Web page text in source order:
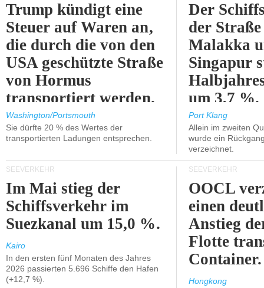
Trump kündigt eine
Steuer auf Waren an,
die durch die von den
USA geschützte Straße
von Hormus
transportiert werden.
Washington/Portsmouth
Sie dürfte 20 % des Wertes der
transportierten Ladungen entsprechen.
Der
der
Malakka
Singapur
um 3,7 %.
Port Klang
Allein im zweiten
wurde ein
verzeichnet.
SEEVERKEHR
Im Mai stieg der
Schiffsverkehr im
Suezkanal um 15,0 %.
Kairo
In den ersten fünf Monaten des Jahres
2026 passierten 5.696 Schiffe den Hafen
(+12,7 %).
SEEVERKEHR
OOCL
einen
Anstieg
Flotte
Container.
Hongkong